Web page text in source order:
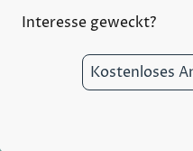
Interesse geweckt?
Kostenloses